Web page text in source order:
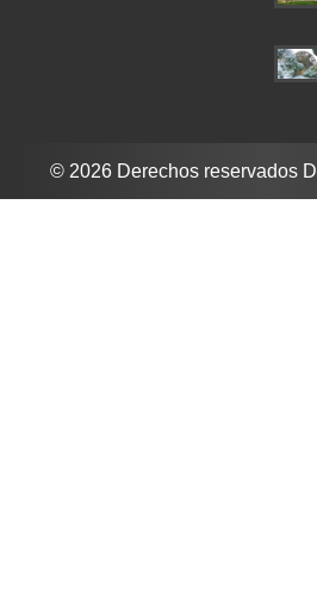
© 2026 Derechos reservados